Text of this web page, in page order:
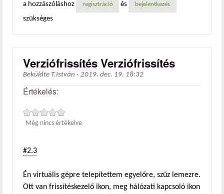
a hozzászóláshoz regisztráció és bejelentkezés
szükséges
Verziófrissítés Verziófrissítés
Beküldte T.István - 2019. dec. 19. 18:32
Értékelés:
Még nincs értékelve
#2.3
Én virtuális gépre telepítettem egyelőre, szűz lemezre.
Ott van frissítéskezelő ikon, meg hálózati kapcsoló ikon